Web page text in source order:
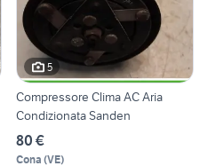
5
Compressore Clima AC Aria
Condizionata Sanden
80 €
Cona (VE)